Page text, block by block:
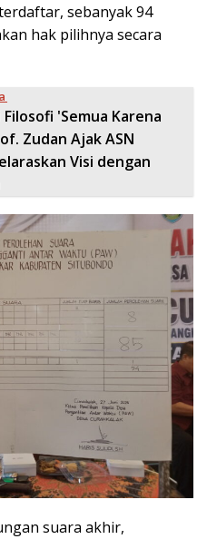
sebanyak 94
hak pilihnya secara
'Semua Karena
Zudan Ajak ASN
Visi dengan
suara akhir,